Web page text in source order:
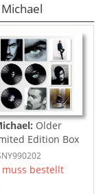
Older
Edition Box
bestellt